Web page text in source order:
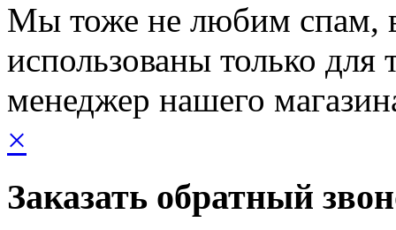
Мы тоже не любим спам,
использованы только для
менеджер нашего
×
Заказать обратный